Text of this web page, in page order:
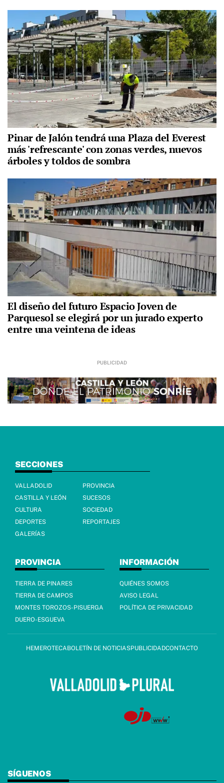
Pinar de Jalón tendrá una Plaza del Everest
más 'refrescante' con zonas verdes, nuevos
árboles y toldos de sombra
El diseño del futuro Espacio Joven de
Parquesol se elegirá por un jurado experto
entre una veintena de ideas
SECCIONES
VALLADOLID
PROVINCIA
CASTILLA Y LEÓN
SUCESOS
CULTURA
SOCIEDAD
DEPORTES
REPORTAJES
GALERÍAS
PROVINCIA
TIERRA DE PINARES
TIERRA DE CAMPOS
MONTES TOROZOS-PISUERGA
DUERO-ESGUEVA
INFORMACIÓN
QUIÉNES SOMOS
AVISO LEGAL
POLÍTICA DE PRIVACIDAD
HEMEROTECABOLETÍN DE NOTICIASPUBLICIDADCONTACTO
SÍGUENOS